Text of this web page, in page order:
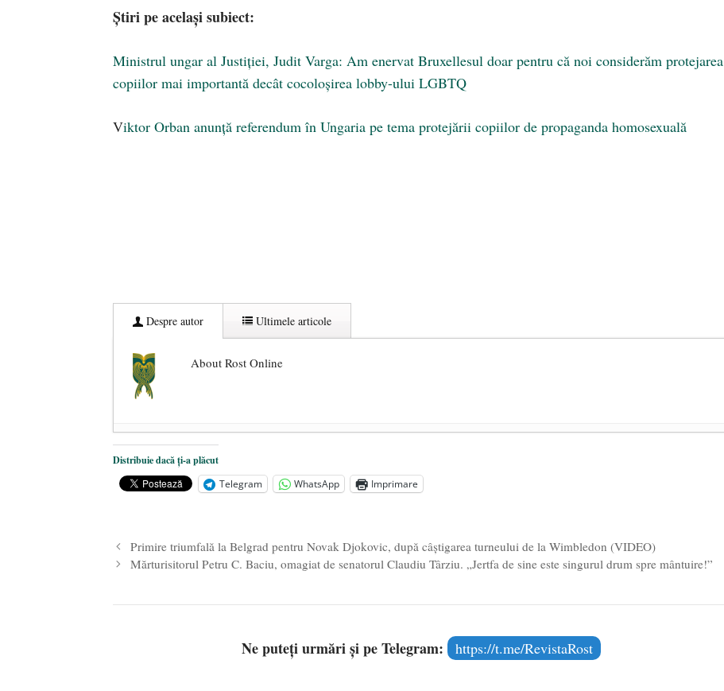
Știri pe același subiect:
Ministrul ungar al Justiției, Judit Varga: Am enervat Bruxellesul doar pentru că noi considerăm protejarea
copiilor mai importantă decât cocoloşirea lobby-ului LGBTQ
Viktor Orban anunță referendum în Ungaria pe tema protejării copiilor de propaganda homosexuală
Despre autor Ultimele articole
About Rost Online
Dezvăluiri cutremurătoare despre președintele Ucrainei, Volodymyr Zelensky
Statul care servește Națiunea - 21 aprilie 2026
Legea Vexler produce efecte. Bustul poetului Octavian Goga, înlăturat din Iași
Distribuie dacă ți-a plăcut
Telegram
WhatsApp Imprimare
Primire triumfală la Belgrad pentru Novak Djokovic, după câştigarea turneului de la Wimbledon (VIDEO)
Mărturisitorul Petru C. Baciu, omagiat de senatorul Claudiu Târziu. „Jertfa de sine este singurul drum spre mântuire!”
Ne puteți urmări și pe Telegram: https://t.me/RevistaRost